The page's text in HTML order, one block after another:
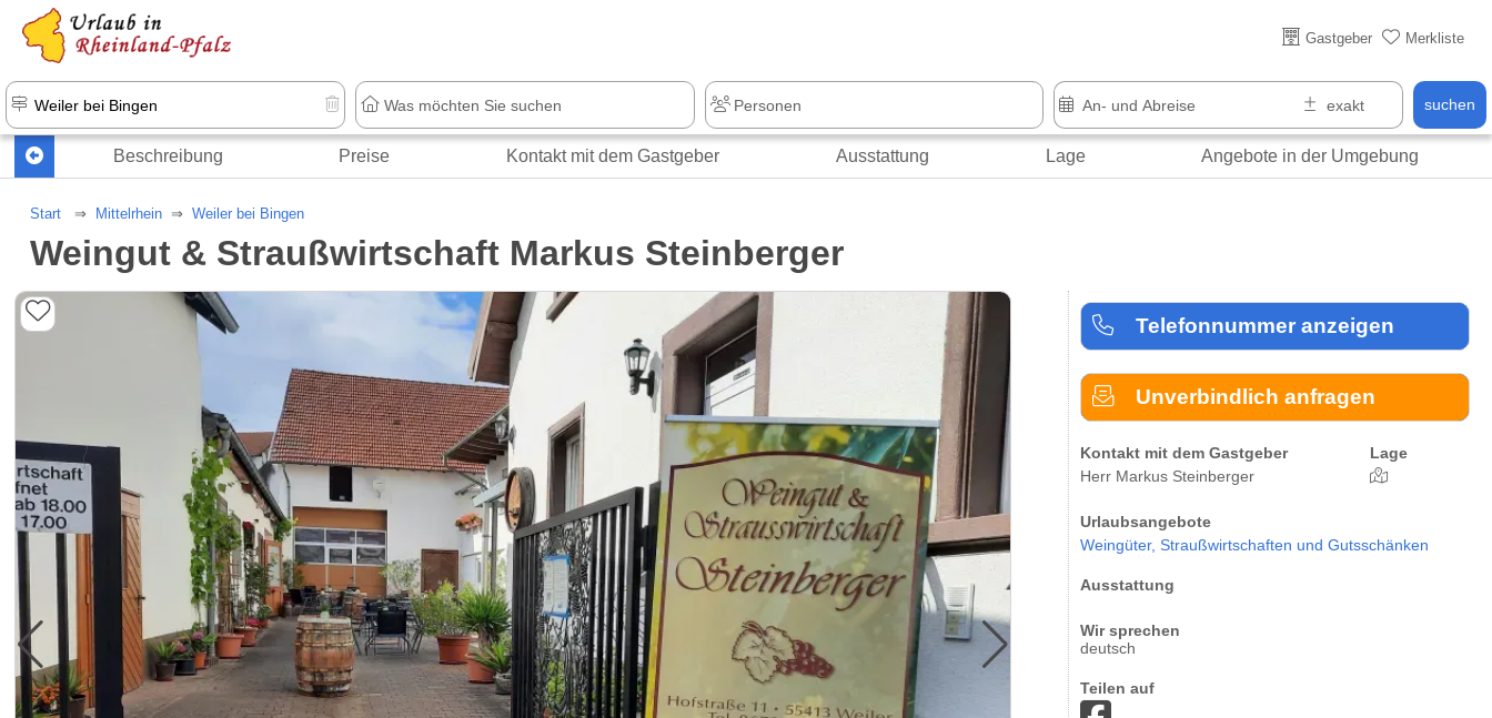
Gastgeber Merkliste
suchen
Über 25 Jahre online
Beschreibung Preise Kontakt mit dem Gastgeber Ausstattung Lage Angebote in der Umgebung
Start Mittelrhein Weiler bei Bingen
Weingut & Straußwirtschaft Markus Steinberger
Telefonnummer anzeigen
Unverbindlich anfragen
Kontakt mit dem Gastgeber
Herr Markus Steinberger
Lage
Urlaubsangebote
Weingüter, Straußwirtschaften und Gutsschänken
Ausstattung
Wir sprechen
deutsch
Teilen auf